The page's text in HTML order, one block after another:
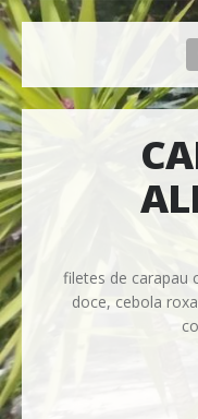
filetes de carapau
doce, cebola